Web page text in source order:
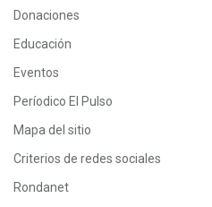
Donaciones
Educación
Eventos
Períodico El Pulso
Mapa del sitio
Criterios de redes sociales
Rondanet